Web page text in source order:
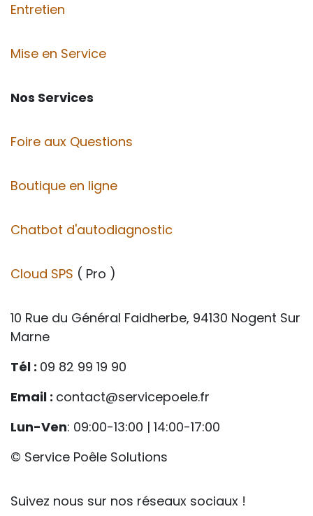
Entretien
Mise en Service
Nos Services
Foire aux Questions
Boutique en ligne
Chatbot d'autodiagnostic
Cloud SPS ( Pro )
10 Rue du Général Faidherbe, 94130 Nogent Sur
Marne
Tél : 09 82 99 19 90
Email : contact@servicepoele.fr
Lun-Ven: 09:00-13:00 | 14:00-17:00
© Service Poêle Solutions
Suivez nous sur nos réseaux sociaux !